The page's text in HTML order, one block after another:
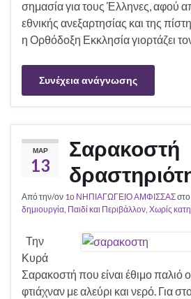
σημασία για τους Έλληνες, αφού
εθνικής ανεξαρτησίας και της
η Ορθόδοξη Εκκλησία γιορτάζει
Συνέχεια ανάγνωσης
ΜΑΡ
13
Σαρακοστή
Από την/ον 1ο ΝΗΠΙΑΓΩΓΕΙΟ ΑΜΦΙΣΣΑΣστο
δημιουργία, Παιδί και Περιβάλλον, Χωρίς
Την
Κυρά
Σαρακοστή που είναι έθιμο παλιό
φτιάχναν με αλεύρι και νερό. Για